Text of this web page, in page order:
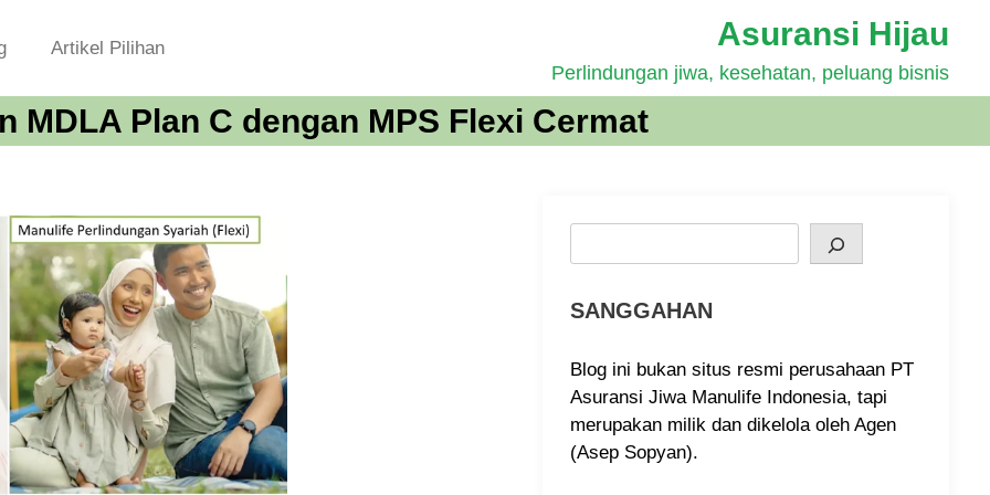
Asuransi Hijau
Perlindungan jiwa, kesehatan, peluang bisnis
Artikel Pilihan
MDLA Plan C dengan MPS Flexi Cermat
SANGGAHAN
Blog ini bukan situs resmi perusahaan PT
Asuransi Jiwa Manulife Indonesia, tapi
merupakan milik dan dikelola oleh Agen
(Asep Sopyan).